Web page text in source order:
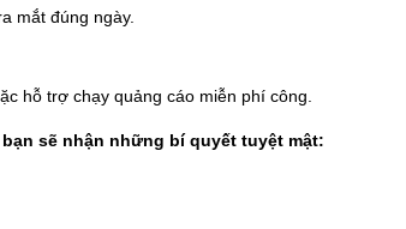
mắt đúng ngày.
hỗ trợ chạy quảng cáo miễn phí công.
sẽ nhận những bí quyết tuyệt mật: